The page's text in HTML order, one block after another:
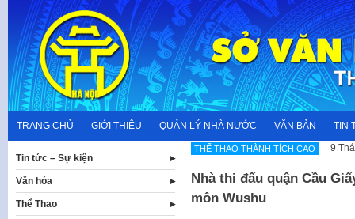
content
TRANG CHỦ GIỚI THIỆU QUẢN LÝ NHÀ NƯỚC VĂN BẢN TIN
THẾ THAO THÀNH TÍCH CAO 9
Nhà thi đấu quận Cầu
môn Wushu
Tin tức – Sự kiện
Văn hóa
Thể Thao